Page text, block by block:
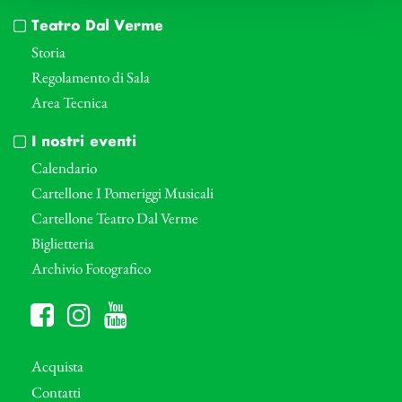
Teatro Dal Verme
Storia
Regolamento di Sala
Area Tecnica
I nostri eventi
Calendario
Cartellone I Pomeriggi Musicali
Cartellone Teatro Dal Verme
Biglietteria
Archivio Fotografico
Acquista
Contatti